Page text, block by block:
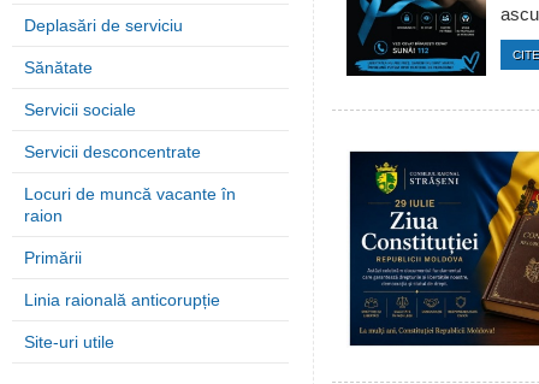
Deplasări de serviciu
Sănătate
Servicii sociale
Servicii desconcentrate
Locuri de muncă vacante în
raion
Primării
Linia raională anticorupție
Site-uri utile